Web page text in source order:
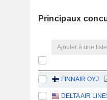
Principaux
Ajouter à une liste
FINNAIR OYJ
DELTA AIR